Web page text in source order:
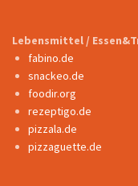
Lebensmittel /
fabino.de
snackeo.de
foodir.org
rezeptigo.de
pizzala.de
pizzaguette.de